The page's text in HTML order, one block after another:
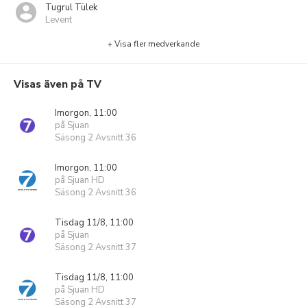
Tugrul Tülek
Levent
+ Visa fler medverkande
Visas även på TV
Imorgon, 11:00
på Sjuan
Säsong 2 Avsnitt 36
Imorgon, 11:00
på Sjuan HD
Säsong 2 Avsnitt 36
Tisdag 11/8, 11:00
på Sjuan
Säsong 2 Avsnitt 37
Tisdag 11/8, 11:00
på Sjuan HD
Säsong 2 Avsnitt 37